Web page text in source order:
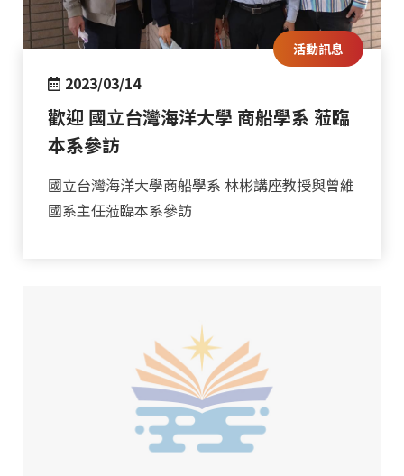
活動訊息
2023/03/14
歡迎 國立台灣海洋大學 商船學系 蒞臨
本系參訪
國立台灣海洋大學商船學系 林彬講座教授與曾維
國系主任蒞臨本系參訪